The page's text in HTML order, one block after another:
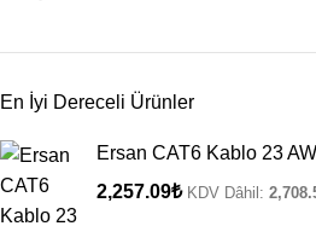
En İyi Dereceli Ürünler
Ersan CAT6 Kablo 23
2,257.09₺ KDV Dâhil: